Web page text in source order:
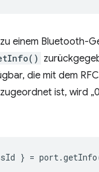
einem Bluetooth-
die mit dem
ist, wird
} = port.getInfo